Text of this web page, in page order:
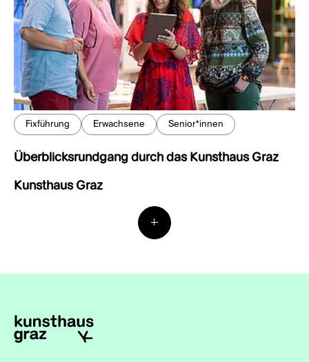
Fixführung Erwachsene Senior*innen
Überblicksrundgang durch das Kunsthaus Graz
Kunsthaus Graz